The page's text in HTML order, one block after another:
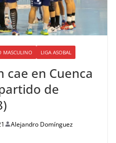
MASCULINO LIGA ASOBAL
cae en Cuenca
de
Alejandro Domínguez